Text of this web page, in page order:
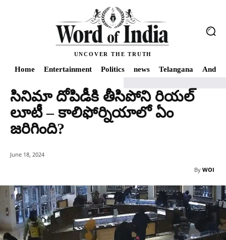
UNCOVER THE TRUTH
Home Entertainment Politics news Telangana
Home news సినిమా దోపిడీకి తీసిపోని రియల్ లూటీ – కాలిఫోర్నియాలో ఏం జరిగింది?
సినిమా దోపిడీకి తీసిపోని రియల్
లూటీ – కాలిఫోర్నియాలో ఏం
జరిగింది?
June 18, 2024
By WOI